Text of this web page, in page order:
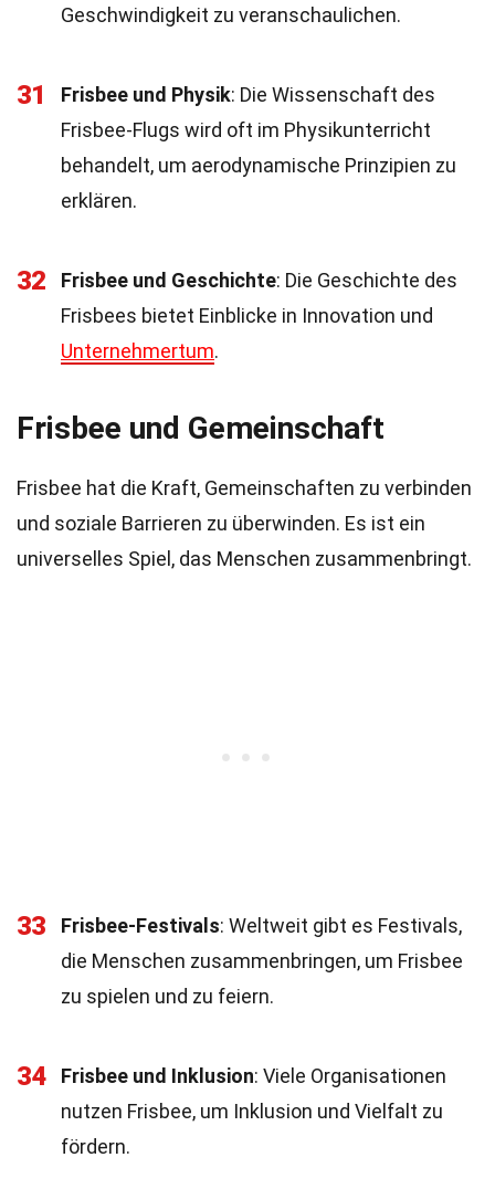
Geschwindigkeit zu veranschaulichen.
31 Frisbee und Physik: Die Wissenschaft des
Frisbee-Flugs wird oft im Physikunterricht
behandelt, um aerodynamische Prinzipien zu
erklären.
32 Frisbee und Geschichte: Die Geschichte des
Frisbees bietet Einblicke in Innovation und
Unternehmertum.
Frisbee und Gemeinschaft
Frisbee hat die Kraft, Gemeinschaften zu verbinden
und soziale Barrieren zu überwinden. Es ist ein
universelles Spiel, das Menschen zusammenbringt.
33 Frisbee-Festivals: Weltweit gibt es Festivals,
die Menschen zusammenbringen, um Frisbee
zu spielen und zu feiern.
34 Frisbee und Inklusion: Viele Organisationen
nutzen Frisbee, um Inklusion und Vielfalt zu
fördern.